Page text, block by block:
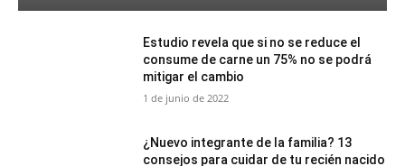
Estudio revela que si no se reduce el
consume de carne un 75% no se podrá
mitigar el cambio
1 de junio de 2022
¿Nuevo integrante de la familia? 13
consejos para cuidar de tu recién nacido